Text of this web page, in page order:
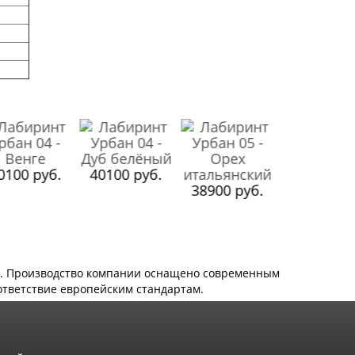
руб.
40100 руб.
38900 руб.
Производство компании оснащено современным
европейским стандартам.